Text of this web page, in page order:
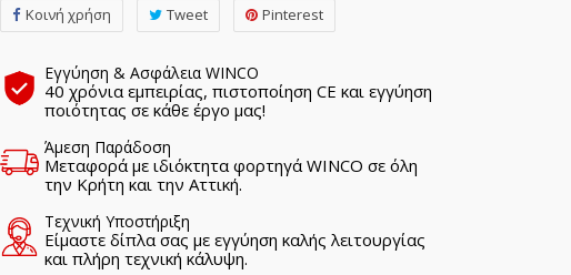
Κοινή χρήση Tweet Pinterest
Εγγύηση & Ασφάλεια WINCO
40 χρόνια εμπειρίας, πιστοποίηση CE και εγγύηση
ποιότητας σε κάθε έργο μας!
Άμεση Παράδοση
Μεταφορά με ιδιόκτητα φορτηγά WINCO σε όλη
την Κρήτη και την Αττική.
Τεχνική Υποστήριξη
Είμαστε δίπλα σας με εγγύηση καλής λειτουργίας
και πλήρη τεχνική κάλυψη.